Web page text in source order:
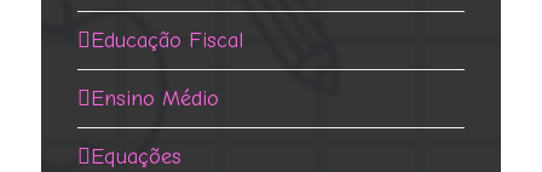
Educação Fiscal
Ensino Médio
Equações